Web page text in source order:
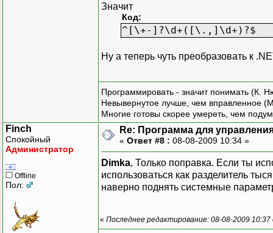
Значит
Код:
^[\+-]?\d+([\.,]\d+)?$
Ну а теперь чуть преобразовать к
Программировать - значит понимать (К.
Невывернутое лучше, чем вправленное
Многие готовы скорее умереть, чем
Finch
Спокойный
Администратор
Offline
Пол:
Re: Программа для
« Ответ #8 : 08-08-2009 10:34 »
Dimka, Только поправка. Если ты
использоваться как разделитель
наверно поднять системные
« Последнее редактирование: 08-08-2009